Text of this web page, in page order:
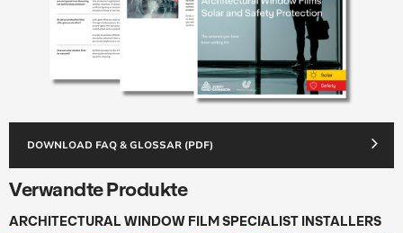
DOWNLOAD FAQ & GLOSSAR (PDF)
Verwandte Produkte
ARCHITECTURAL WINDOW FILM SPECIALIST INSTALLERS